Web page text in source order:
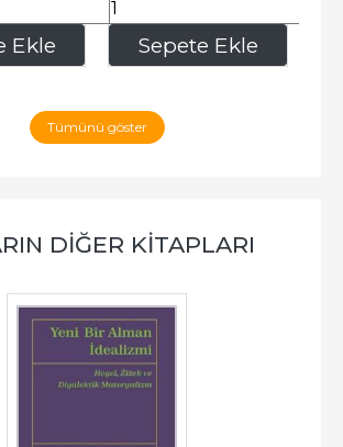
Ekle Sepete Ekle
252,00
Tümünü göster
DIĞER KITAPLARI